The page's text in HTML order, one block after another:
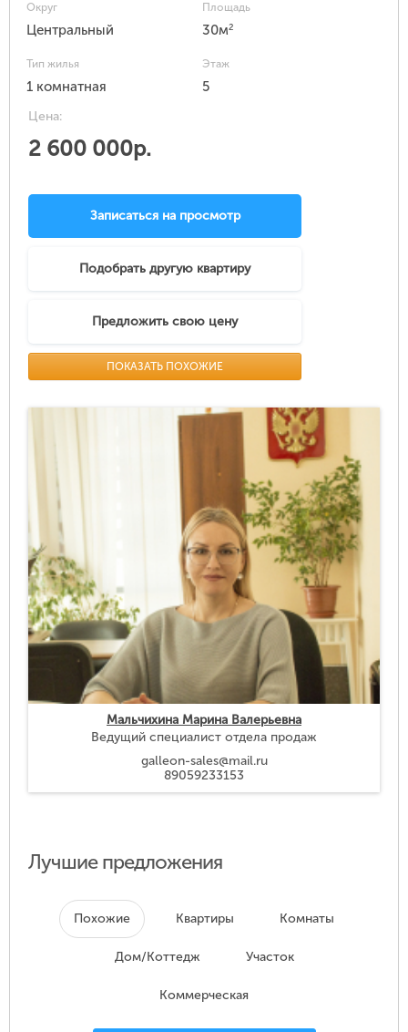
Округ
Центральный
Площадь
30м2
Тип жилья
1 комнатная
Этаж
5
Цена:
2 600 000р.
Записаться на просмотр
Подобрать другую квартиру
Предложить свою цену
ПОКАЗАТЬ ПОХОЖИЕ
Мальчихина Марина Валерьевна
Ведущий специалист отдела продаж
galleon-sales@mail.ru
89059233153
Лучшие предложения
Похожие Квартиры Комнаты
Дом/Коттедж Участок
Коммерческая